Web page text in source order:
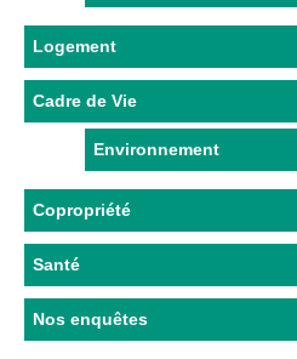
Logement
Cadre de Vie
Environnement
Copropriété
Santé
Nos enquêtes